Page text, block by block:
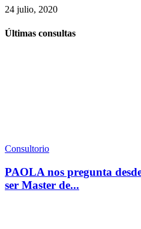
24 julio, 2020
Últimas consultas
Consultorio
PAOLA nos pregunta
ser Master de...